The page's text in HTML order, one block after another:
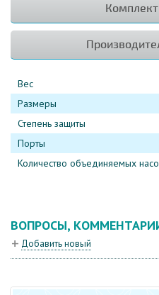
Вес
Размеры
Степень защиты
Порты
Количество объединяемых
ВОПРОСЫ,
Добавить новый